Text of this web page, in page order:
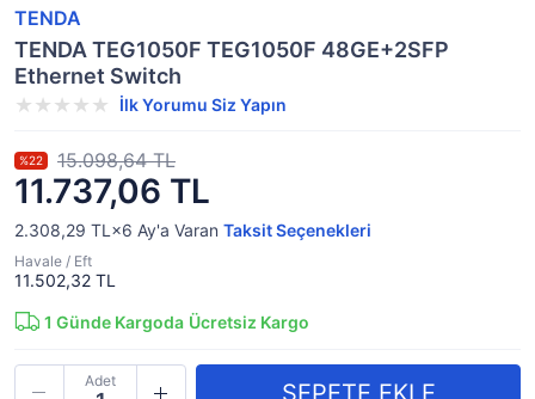
TENDA
TENDA TEG1050F TEG1050F 48GE+2SFP
Ethernet Switch
İlk Yorumu Siz Yapın
11.737,06 TL
%22 15.098,64 TL
2.308,29 TL×6 Ay'a Varan Taksit Seçenekleri
Havale / Eft
11.502,32 TL
1 Günde Kargoda Ücretsiz Kargo
Adet